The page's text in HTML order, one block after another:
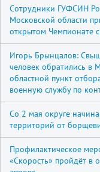
Сотрудники ГУФСИН
Московской области
открытом Чемпионате
Игорь Брынцалов:
человек обратились в
областной пункт
военную службу по
Со 2 мая округе
территорий от
Профилактическое
«Скорость» пройдёт в